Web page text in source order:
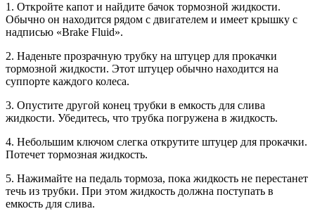
1. Откройте капот и найдите бачок тормозной жидкости.
Обычно он находится рядом с двигателем и имеет крышку с
надписью «Brake Fluid».
2. Наденьте прозрачную трубку на штуцер для прокачки
тормозной жидкости. Этот штуцер обычно находится на
суппорте каждого колеса.
3. Опустите другой конец трубки в емкость для слива
жидкости. Убедитесь, что трубка погружена в жидкость.
4. Небольшим ключом слегка открутите штуцер для прокачки.
Потечет тормозная жидкость.
5. Нажимайте на педаль тормоза, пока жидкость не перестанет
течь из трубки. При этом жидкость должна поступать в
емкость для слива.